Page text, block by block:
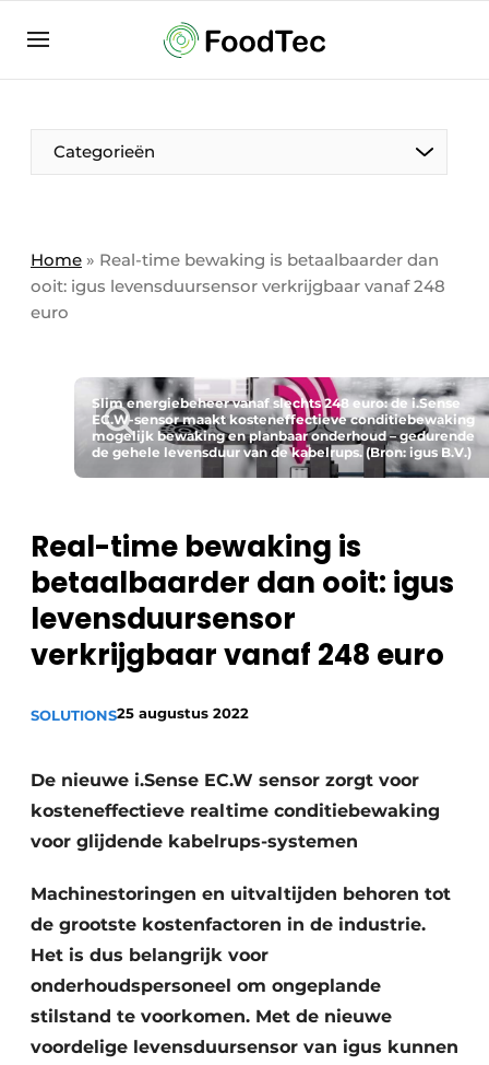
Bedrijven
Bedrijven
Direct contact
Eigen content aanleveren
Meest gelezen
Nieuwsbrief
Podcasts
Vacature aanmelden
Vacatures
Video’s
Categorieën
Home » Real-time bewaking is betaalbaarder dan
ooit: igus levensduursensor verkrijgbaar vanaf 248
euro
Slim energiebeheer vanaf slechts 248 euro: de i.Sense
EC.W-sensor maakt kosteneffectieve conditiebewaking
mogelijk bewaking en planbaar onderhoud – gedurende
de gehele levensduur van de kabelrups. (Bron: igus B.V.)
Real-time bewaking is
betaalbaarder dan ooit: igus
levensduursensor
verkrijgbaar vanaf 248 euro
SOLUTIONS25 augustus 2022
De nieuwe i.Sense EC.W sensor zorgt voor
kosteneffectieve realtime conditiebewaking
voor glijdende kabelrups-systemen
Machinestoringen en uitvaltijden behoren tot
de grootste kostenfactoren in de industrie.
Het is dus belangrijk voor
onderhoudspersoneel om ongeplande
stilstand te voorkomen. Met de nieuwe
voordelige levensduursensor van igus kunnen